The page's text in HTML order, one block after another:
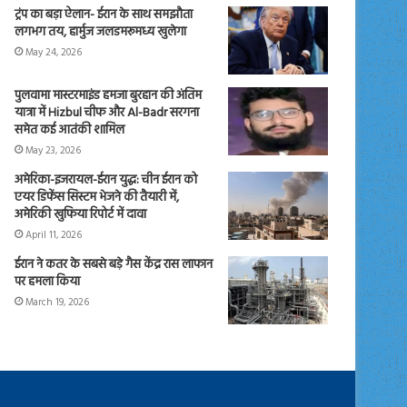
ट्रंप का बड़ा ऐलान- ईरान के साथ समझौता
लगभग तय, हार्मुज जलडमरूमध्य खुलेगा
May 24, 2026
पुलवामा मास्टरमाइंड हमजा बुरहान की अंतिम
यात्रा में Hizbul चीफ और Al-Badr सरगना
समेत कई आतंकी शामिल
May 23, 2026
अमेरिका-इजरायल-ईरान युद्ध: चीन ईरान को
एयर डिफेंस सिस्टम भेजने की तैयारी में,
अमेरिकी खुफिया रिपोर्ट में दावा
April 11, 2026
ईरान ने कतर के सबसे बड़े गैस केंद्र रास लाफान
पर हमला किया
March 19, 2026